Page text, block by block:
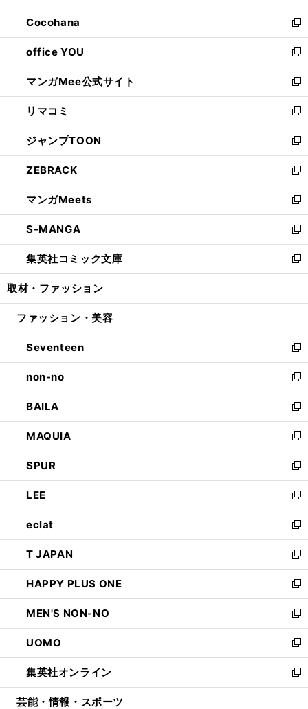
開
く
ウ
で
開
く
ン
ド
ウ
で
開
く
し
い
ウ
ィ
ン
ド
ウ
で
開
く
Cocohana
新
し
い
ウ
ィ
ン
ド
ウ
で
開
く
office YOU
新
し
い
ウ
ィ
ン
ド
ウ
で
開
く
マンガMee公式サイト
新
し
い
ウ
ィ
ン
ド
ウ
で
開
く
リマコミ
新
し
い
ウ
ィ
ン
ド
ウ
で
開
く
ジャンプTOON
新
し
い
ウ
ィ
ン
ド
ウ
で
開
ZEBRACK
新
し
い
ウ
ィ
ン
ド
ウ
開
マンガMeets
新
し
い
ウ
ィ
ン
ウ
開
く
S-MANGA
新
し
い
ウ
ン
ウ
で
開
く
集英社コミック文庫
新
し
ウ
ン
ド
ウ
で
開
く
取材・ファッション
ファッション・美容
Seventeen
新
し
い
ウ
ィ
ン
ド
ウ
で
開
く
non-no
新
し
い
ウ
ィ
ン
ド
ウ
で
開
く
BAILA
新
し
い
ウ
ィ
ン
ド
ウ
で
開
く
MAQUIA
新
し
い
ウ
ィ
ン
ド
ウ
で
開
く
SPUR
新
し
い
ウ
ィ
ン
ド
ウ
で
開
く
LEE
新
し
い
ウ
ィ
ン
ド
ウ
で
開
く
eclat
新
し
い
ウ
ィ
ン
ド
ウ
で
開
く
T JAPAN
新
し
い
ウ
ィ
ン
ド
ウ
で
開
HAPPY PLUS ONE
新
し
い
ウ
ィ
ン
ド
ウ
MEN'S NON-NO
新
し
い
ウ
ィ
ン
UOMO
新
し
い
ウ
集英社オンライン
新
し
芸能・情報・スポーツ